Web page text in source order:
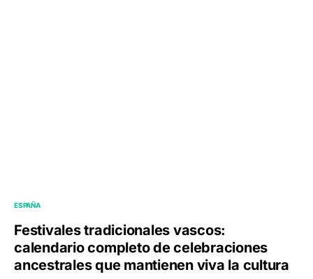
ESPAÑA
Festivales tradicionales vascos:
calendario completo de celebraciones
ancestrales que mantienen viva la cultura